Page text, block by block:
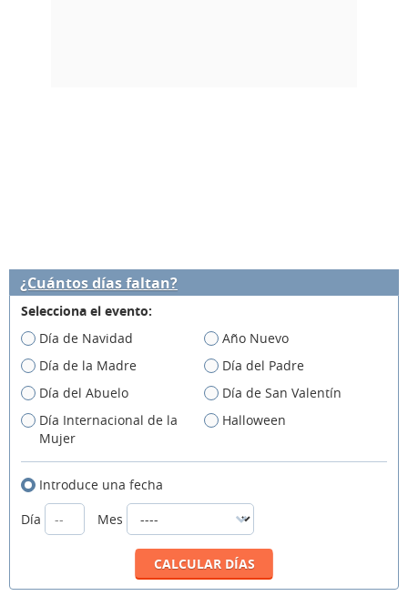
¿Cuántos días faltan?
Selecciona el evento:
Día de Navidad
Año Nuevo
Día de la Madre
Día del Padre
Día del Abuelo
Día de San Valentín
Día Internacional de la
Mujer
Halloween
Introduce una fecha
Día
Mes